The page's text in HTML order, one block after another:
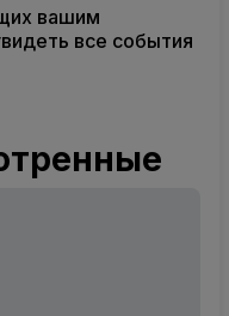
вашим
все события